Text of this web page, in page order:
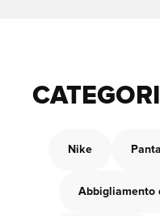
Nike
Abbigliamento